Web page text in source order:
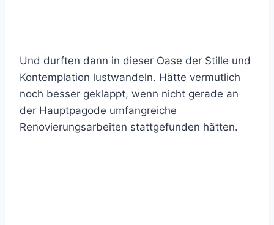
Und durften dann in dieser Oase der Stille und
Kontemplation lustwandeln. Hätte vermutlich
noch besser geklappt, wenn nicht gerade an
der Hauptpagode umfangreiche
Renovierungsarbeiten stattgefunden hätten.